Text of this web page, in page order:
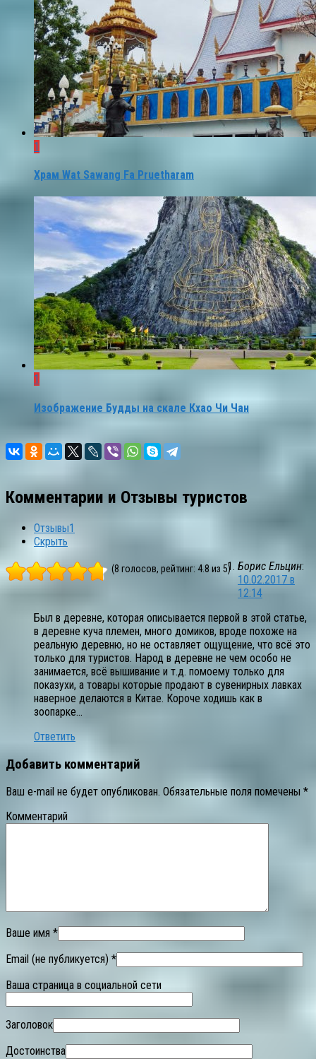
1
Храм Wat Sawang Fa Pruetharam
1
Изображение Будды на скале Кхао Чи Чан
Комментарии и Отзывы туристов
Отзывы1
Скрыть
(8 голосов, рейтинг: 4.8 из 5) Борис Ельцин:
10.02.2017 в
12:14
Был в деревне, которая описывается первой в этой статье,
в деревне куча племен, много домиков, вроде похоже на
реальную деревню, но не оставляет ощущение, что всё это
только для туристов. Народ в деревне не чем особо не
занимается, всё вышивание и т.д. помоему только для
показухи, а товары которые продают в сувенирных лавках
наверное делаются в Китае. Короче ходишь как в
зоопарке…
Ответить
Добавить комментарий
Ваш e-mail не будет опубликован. Обязательные поля помечены *
Комментарий
Ваше имя *
Email (не публикуется) *
Ваша страница в социальной сети
Заголовок
Достоинства